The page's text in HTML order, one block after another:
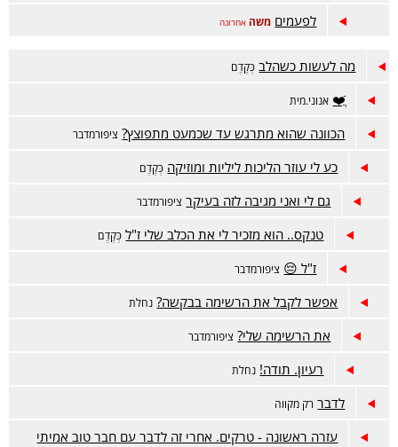
לפעמים משה אחרונה
מה לעשות כשהלב כְּקֶדֶם
ֲֿ❤️ אנוני.מית
הכוונה שהוא מתרגש עד שכמעט מתפוצץ? ציפורמדבר
כע לי עוזר הליכות ליליות ומוזיקה כְּקֶדֶם
גם לי ואני מגיבה לזה בעיקר ציפורמדבר
טנקס.. הוא מזכיר לי את הכלב שלי ז"ל כְּקֶדֶם
ז"ל 😔 ציפורמדבר
אפשר לקבל את הרשימה בבקשה? נחלת
את הרשימה שלי? ציפורמדבר
רעיון. תודה! נחלת
לדבר רק מקווה
עזרה ראשונה - טרקים. אחרי זה לדבר עם חבר טוב אמיתי